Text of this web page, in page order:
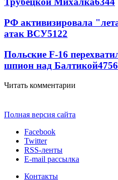
РФ активизировала
атак ВСУ5122
Польские F-16
шпион над Балтикой4756
Читать комментарии
Полная версия сайта
Facebook
Twitter
RSS-ленты
E-mail рассылка
Контакты